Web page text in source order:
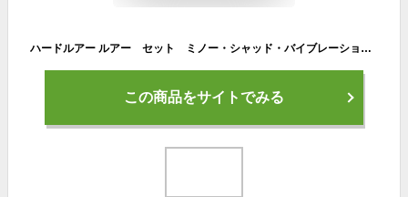
ハードルアー ルアー セット ミノー・シャッド・バイブレーション 各種あり16個【R12QS16A】【ルアー・セット・バス釣り・ハードルアー】
この商品をサイトでみる